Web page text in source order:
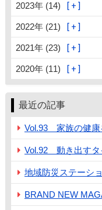
2023年 (14)
2022年 (21)
2021年 (23)
2020年 (11)
最近の記事
Vol.93 家族の健康
Vol.92 動き出すタ
地域防災ステーシ
BRAND NEW